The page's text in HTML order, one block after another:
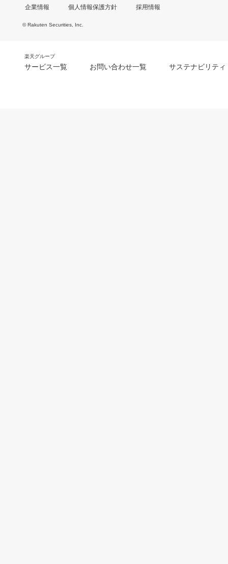
企業情報 個人情報保護方針 採用情報
© Rakuten Securities, Inc.
楽天グループ
サービス一覧 お問い合わせ一覧 サステナビリティ